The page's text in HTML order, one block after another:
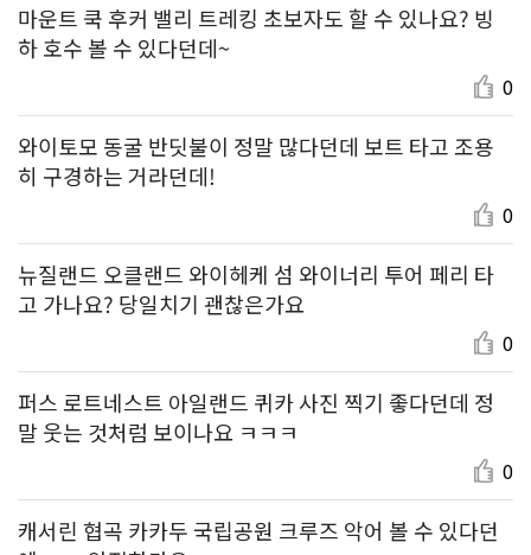
마운트 쿡 후커 밸리 트레킹 초보자도 할 수 있나요? 빙
하 호수 볼 수 있다던데~
0
와이토모 동굴 반딧불이 정말 많다던데 보트 타고 조용
히 구경하는 거라던데!
0
뉴질랜드 오클랜드 와이헤케 섬 와이너리 투어 페리 타
고 가나요? 당일치기 괜찮은가요
0
퍼스 로트네스트 아일랜드 퀴카 사진 찍기 좋다던데 정
말 웃는 것처럼 보이나요 ㅋㅋㅋ
0
캐서린 협곡 카카두 국립공원 크루즈 악어 볼 수 있다던